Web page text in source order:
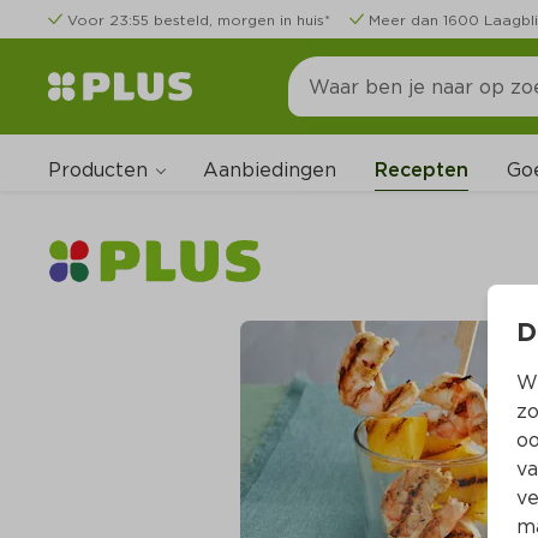
Voor 23:55 besteld, morgen in huis* Meer dan 1600
Producten Aanbiedingen Recepten